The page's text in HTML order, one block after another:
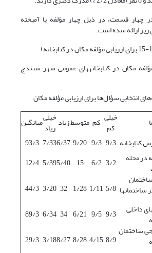
چهار قسمت، در ذیل چهار مؤلفه یا آمیخته
زیر ارائه شده است.
مؤلفه مکان در کتابخانه‏های عمومی شهر سنندج
خیلی
کم کم متوسطزیادخیلی
زیادمیانگین
کتابخانه 9/3
9/3
9/20
6/37
7/33
93/3
در محله 3/2
6/2
15
5/40
5/39
12/4
ساختمان‏ها 5/8
1/11
1/28
32
3/20
44/3
داخلی 9/3
9/5
6/21
34
6/34
89/3
ساختمان
8/9
4/15
8/28
8/27
3/18
29/3